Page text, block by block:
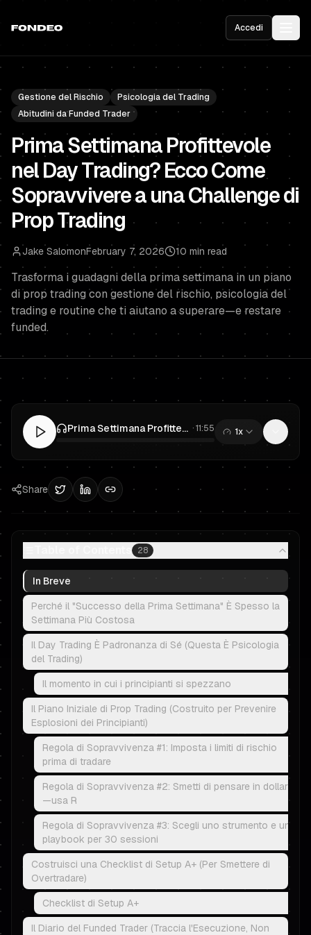
Accedi
Gestione del Rischio
Psicologia del Trading
Abitudini da Funded Trader
Prima Settimana Profittevole
nel Day Trading? Ecco Come
Sopravvivere a una Challenge di
Prop Trading
Jake SalomonFebruary 7, 2026 10 min read
Trasforma i guadagni della prima settimana in un piano
di prop trading con gestione del rischio, psicologia del
trading e routine che ti aiutano a superare—e restare
funded.
Prima Settimana Profittevole nel Day Trading? Ecco Come Sopravvivere a una Challenge di Prop Trading ·11:55 1x
Share
28
In Breve
Perché il "Successo della Prima Settimana" È Spesso la
Settimana Più Costosa
Il Day Trading È Padronanza di Sé (Questa È Psicologia
del Trading)
Il momento in cui i principianti si spezzano
Il Piano Iniziale di Prop Trading (Costruito per Prevenire
Esplosioni dei Principianti)
Regola di Sopravvivenza #1: Imposta i limiti di rischio
prima di tradare
Regola di Sopravvivenza #2: Smetti di pensare in dollari
—usa R
Regola di Sopravvivenza #3: Scegli uno strumento e un
playbook per 30 sessioni
Costruisci una Checklist di Setup A+ (Per Smettere di
Overtradare)
Checklist di Setup A+
Il Diario del Funded Trader (Traccia l'Esecuzione, Non